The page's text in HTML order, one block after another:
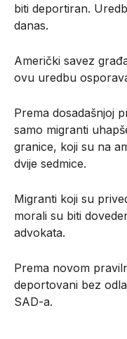
biti deportiran.
danas.
Američki savez
ovu uredbu
Prema dosadašnjoj
samo migranti
granice, koji su na
dvije sedmice.
Migranti koji su
morali su biti
advokata.
Prema novom
deportovani bez
SAD-a.